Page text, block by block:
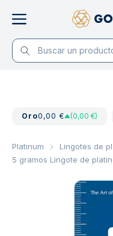
Oro0,00 € (0,00 €)
Platinum Lingotes de
5 gramos Lingote de